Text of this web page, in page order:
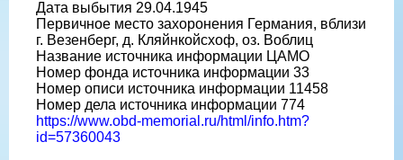
Дата выбытия 29.04.1945
Первичное место захоронения Германия, вблизи
г. Везенберг, д. Кляйнкойсхоф, оз. Воблиц
Название источника информации ЦАМО
Номер фонда источника информации 33
Номер описи источника информации 11458
Номер дела источника информации 774
https://www.obd-memorial.ru/html/info.htm?
id=57360043